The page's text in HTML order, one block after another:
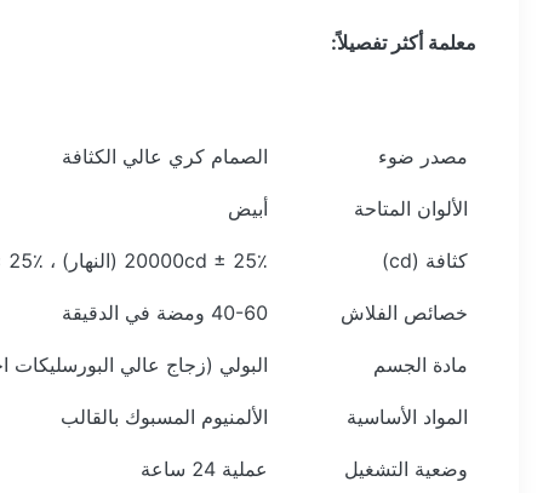
معلمة أكثر تفصيلاً:
مصدر ضوء الصمام كري عالي الكثافة
الألوان المتاحة أبيض
كثافة (cd) 20000cd ± 25٪ (النهار) ، 2000cd ± 25٪ (ليلاً)
خصائص الفلاش 40-60 ومضة في الدقيقة
مادة الجسم البولي (زجاج عالي البورسليكات
المواد الأساسية الألمنيوم المسبوك بالقالب
وضعية التشغيل عملية 24 ساعة